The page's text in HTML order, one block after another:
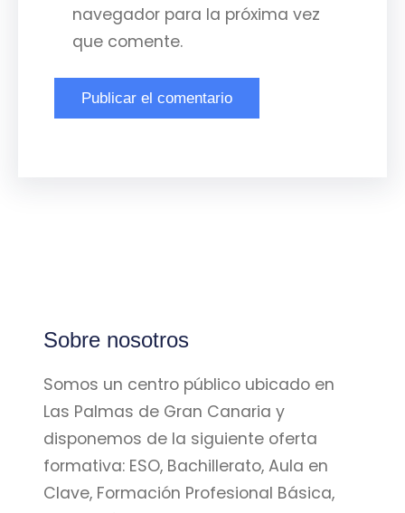
navegador para la próxima vez
que comente.
Sobre nosotros
Somos un centro público ubicado en
Las Palmas de Gran Canaria y
disponemos de la siguiente oferta
formativa: ESO, Bachillerato, Aula en
Clave, Formación Profesional Básica,